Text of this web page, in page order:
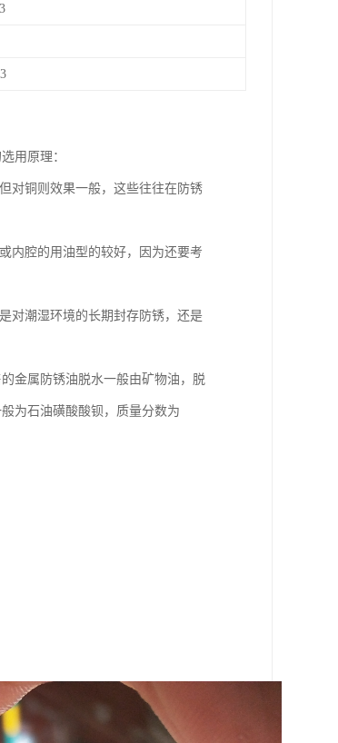
用原理：
对铜则效果一般，这些往往在防锈
内腔的用油型的较好，因为还要考
对潮湿环境的长期封存防锈，还是
金属防锈油脱水一般由矿物油，脱
为石油磺酸酸钡，质量分数为